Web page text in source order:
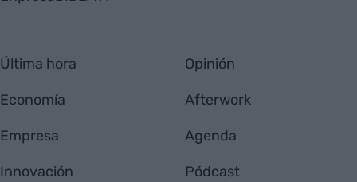
Última hora
Economía
Empresa
Innovación
Opinión
Afterwork
Agenda
Pódcast